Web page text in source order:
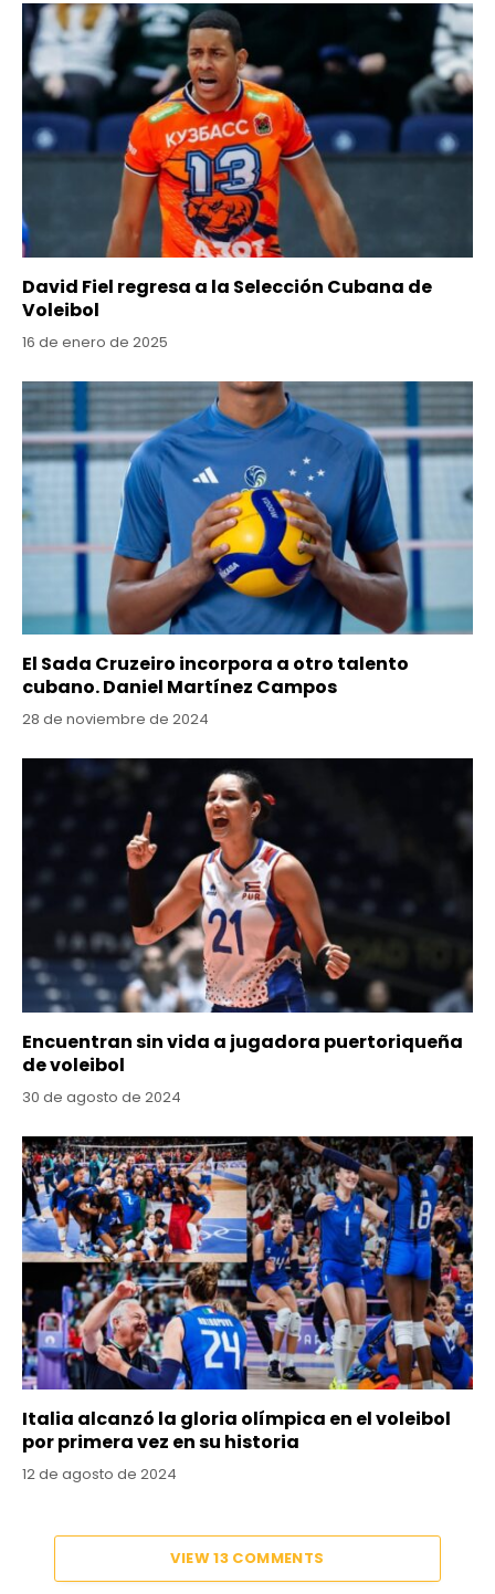
David Fiel regresa a la Selección Cubana de
Voleibol
16 de enero de 2025
El Sada Cruzeiro incorpora a otro talento
cubano. Daniel Martínez Campos
28 de noviembre de 2024
Encuentran sin vida a jugadora puertoriqueña
de voleibol
30 de agosto de 2024
Italia alcanzó la gloria olímpica en el voleibol
por primera vez en su historia
12 de agosto de 2024
VIEW 13 COMMENTS